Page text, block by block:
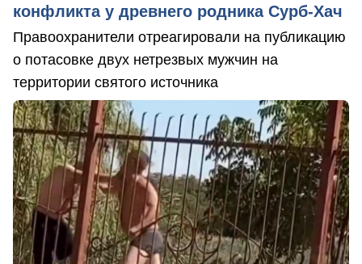
конфликта у древнего родника Сурб-Хач
Правоохранители отреагировали на публикацию
о потасовке двух нетрезвых мужчин на
территории святого источника